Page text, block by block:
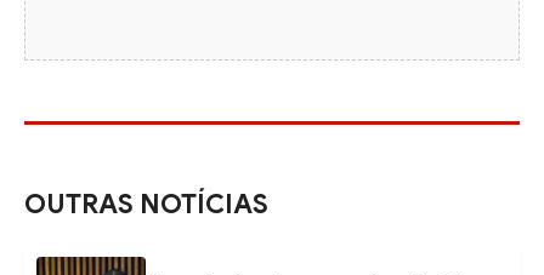
OUTRAS NOTÍCIAS